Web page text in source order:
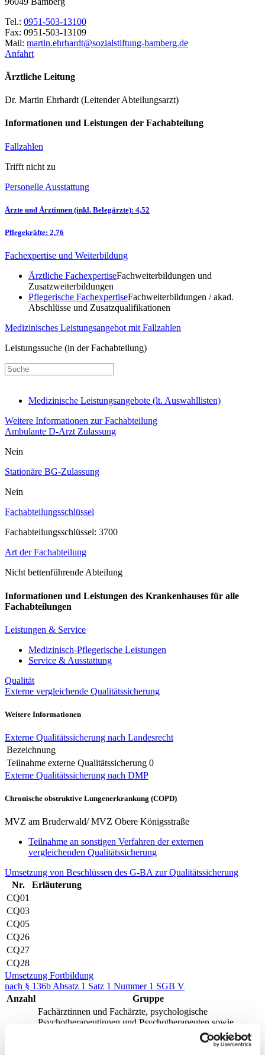
Tel.: 0951-503-13100
Fax: 0951-503-13109
Mail: ed.grebmab-gnutfitslaizos@tdrahrhe.nitram
Anfahrt
Ärztliche Leitung
Dr. Martin Ehrhardt (Leitender Abteilungsarzt)
Informationen und Leistungen der Fachabteilung
Fallzahlen
Trifft nicht zu
Personelle Ausstattung
Ärzte und Ärztinnen (inkl. Belegärzte): 4,52
Pflegekräfte: 2,76
Fachexpertise und Weiterbildung
Ärztliche FachexpertiseFachweiterbildungen und
Zusatzweiterbildungen
Pflegerische FachexpertiseFachweiterbildungen / akad.
Abschlüsse und Zusatzqualifikationen
Medizinisches Leistungsangebot mit Fallzahlen
Leistungssuche (in der Fachabteilung)
Medizinische Leistungsangebote (lt. Auswahllisten)
Weitere Informationen zur Fachabteilung
Ambulante D-Arzt Zulassung
Nein
Stationäre BG-Zulassung
Nein
Fachabteilungsschlüssel
Fachabteilungsschlüssel: 3700
Art der Fachabteilung
Nicht bettenführende Abteilung
Informationen und Leistungen des Krankenhauses für alle
Fachabteilungen
Leistungen & Service
Medizinisch-Pflegerische Leistungen
Service & Ausstattung
Qualität
Externe vergleichende Qualitätssicherung
Weitere Informationen
Externe Qualitätssicherung nach Landesrecht
Bezeichnung
Teilnahme externe Qualitätssicherung 0
Externe Qualitätssicherung nach DMP
Chronische obstruktive Lungenerkrankung (COPD)
MVZ am Bruderwald/ MVZ Obere Königsstraße
Teilnahme an sonstigen Verfahren der externen
vergleichenden Qualitätssicherung
Umsetzung von Beschlüssen des G-BA zur Qualitätssicherung
Nr.
Erläuterung
CQ01
CQ03
CQ05
CQ26
CQ27
CQ28
Umsetzung Fortbildung
nach § 136b Absatz 1 Satz 1 Nummer 1 SGB V
Anzahl
Gruppe
Fachärztinnen und Fachärzte, psychologische
Psychotherapeutinnen und Psychotherapeuten sowie
Kinder- und Jugendlichenpsychotherapeutinnen und -
psychotherapeuten, die der Fortbildungspflicht*